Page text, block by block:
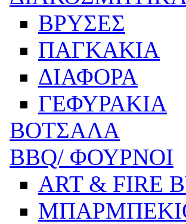
ΒΡΥΣΕΣ
ΠΑΓΚΑΚΙΑ
ΔΙΑΦΟΡΑ
ΓΕΦΥΡΑΚΙΑ
ΒΟΤΣΑΛΑ
BBQ/ ΦΟΥΡΝΟΙ
ART & FIRE